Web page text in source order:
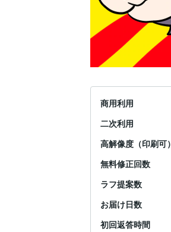
商用利用
二次利用
高解像度（印刷可）
無料修正回数
ラフ提案数
お届け日数
初回返答時間